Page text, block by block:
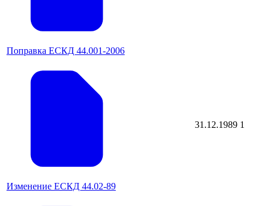
Поправка ЕСКД 44.001-2006
Изменение ЕСКД 44.02-89
31.12.1989 1